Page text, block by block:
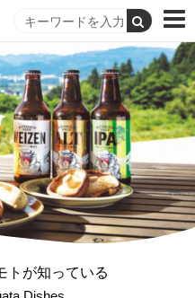
トが知っている